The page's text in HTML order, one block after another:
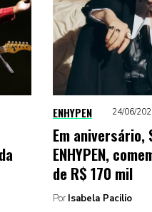
ENHYPEN 24/06/
Em aniversário,
ENHYPEN,
de R$ 170 mil
Por Isabela Pacilio